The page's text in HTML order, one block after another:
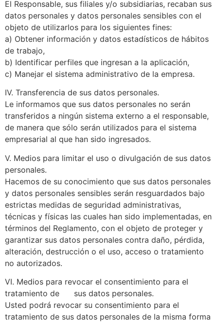
El Responsable, sus filiales y/o subsidiarias, recaban sus
datos personales y datos personales sensibles con el
objeto de utilizarlos para los siguientes fines:
a) Obtener información y datos estadísticos de hábitos
de trabajo,
b) Identificar perfiles que ingresan a la aplicación,
c) Manejar el sistema administrativo de la empresa.
IV. Transferencia de sus datos personales.
Le informamos que sus datos personales no serán
transferidos a ningún sistema externo a el responsable,
de manera que sólo serán utilizados para el sistema
empresarial al que han sido ingresados.
V. Medios para limitar el uso o divulgación de sus datos
personales.
Hacemos de su conocimiento que sus datos personales
y datos personales sensibles serán resguardados bajo
estrictas medidas de seguridad administrativas,
técnicas y físicas las cuales han sido implementadas, en
términos del Reglamento, con el objeto de proteger y
garantizar sus datos personales contra daño, pérdida,
alteración, destrucción o el uso, acceso o tratamiento
no autorizados.
VI. Medios para revocar el consentimiento para el
tratamiento de sus datos personales.
Usted podrá revocar su consentimiento para el
tratamiento de sus datos personales de la misma forma